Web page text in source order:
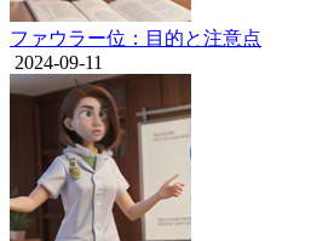
ファウラー位：目的と注意点
2024-09-11